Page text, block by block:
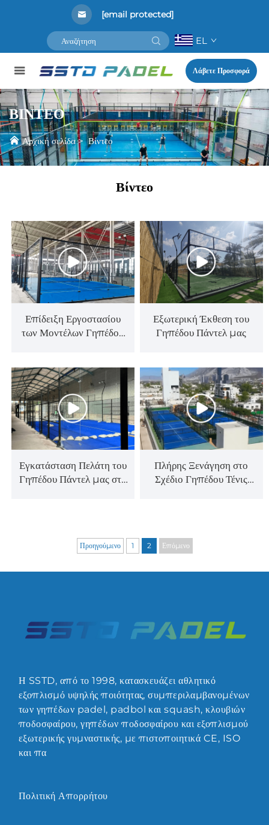
[email protected]
EL
Λάβετε Προσφορά
ΒΊΝΤΕΟ
Αρχική σελίδα>Βίντεο
Βίντεο
Επίδειξη Εργοστασίου
των Μοντέλων Γηπέδου
Εξωτερική Έκθεση του
Γηπέδου Πάντελ μας
Εγκατάσταση Πελάτη του
Γηπέδου Πάντελ μας στη
Πλήρης Ξενάγηση στο
Σχέδιο Γηπέδου Τένις
Προηγούμενο 1 2 Επόμενο
Η SSTD, από το 1998, κατασκευάζει αθλητικό
εξοπλισμό υψηλής ποιότητας, συμπεριλαμβανομένων
των γηπέδων padel, padbol και squash, κλουβιών
ποδοσφαίρου, γηπέδων ποδοσφαίρου και εξοπλισμού
εξωτερικής γυμναστικής, με πιστοποιητικά CE, ISO
και πα
Πολιτική Απορρήτου